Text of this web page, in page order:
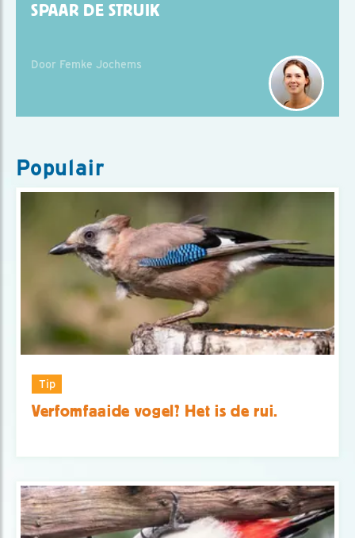
SPAAR DE STRUIK
Door Femke Jochems
Populair
Tip
Verfomfaaide vogel? Het is de rui.